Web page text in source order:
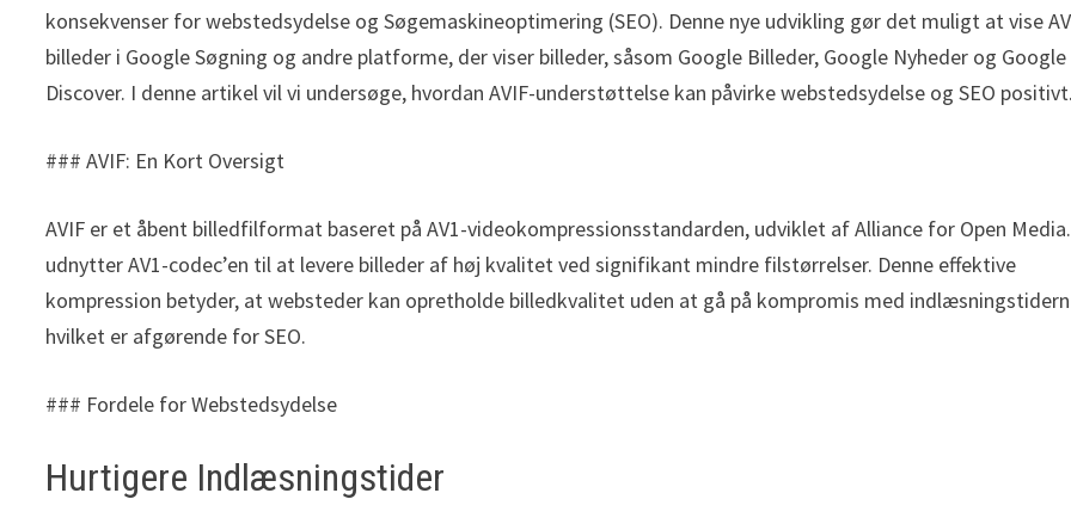
konsekvenser for webstedsydelse og Søgemaskineoptimering (SEO). Denne nye udvikling gør det muligt at vise
billeder i Google Søgning og andre platforme, der viser billeder, såsom Google Billeder, Google Nyheder og Google
Discover. I denne artikel vil vi undersøge, hvordan AVIF-understøttelse kan påvirke webstedsydelse og SEO
### AVIF: En Kort Oversigt
AVIF er et åbent billedfilformat baseret på AV1-videokompressionsstandarden, udviklet af Alliance for Open
udnytter AV1-codec’en til at levere billeder af høj kvalitet ved signifikant mindre filstørrelser. Denne effektive
kompression betyder, at websteder kan opretholde billedkvalitet uden at gå på kompromis med
hvilket er afgørende for SEO.
### Fordele for Webstedsydelse
Hurtigere Indlæsningstider